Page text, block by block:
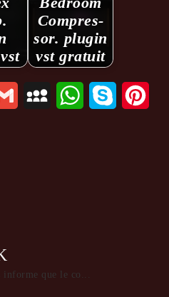
Compres­
sor. plugin
vst gratuit
Gmail MySpaceWhatsAppSkype
que le co...